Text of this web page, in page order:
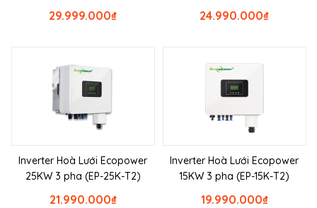
₫
29.999.000 ₫
24.990.000
Inverter Hoà Lưới Ecopower
25KW 3 pha (EP-25K-T2)
₫
21.990.000
Inverter Hoà Lưới Ecopower
15KW 3 pha (EP-15K-T2)
₫
19.990.000